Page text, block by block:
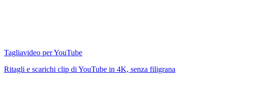
Tagliavideo per YouTube
Ritagli e scarichi clip di YouTube in 4K, senza filigrana